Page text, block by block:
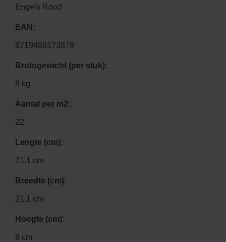
Engels Rood
EAN:
8719488173879
Brutogewicht (per stuk):
8 kg
Aantal per m2:
22
Lengte (cm):
21.1 cm
Breedte (cm):
21.1 cm
Hoogte (cm):
8 cm